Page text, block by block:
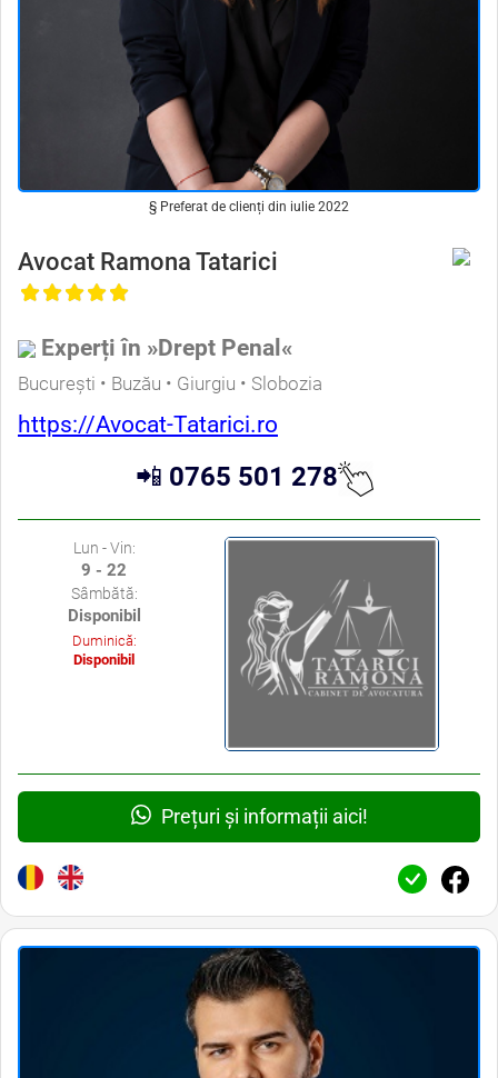
§ Preferat de clienți din iulie 2022
Avocat Ramona Tatarici
Experți în »Drept Penal«
București • Buzău • Giurgiu • Slobozia
https://Avocat-Tatarici.ro
📲 0765 501 278
Lun - Vin:
9 - 22
Sâmbătă:
Disponibil
Duminică:
Disponibil
Prețuri și informații aici!